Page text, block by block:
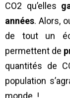
CO2 qu’elles
années. Alors,
de tout un
permettent de
quantités de
population